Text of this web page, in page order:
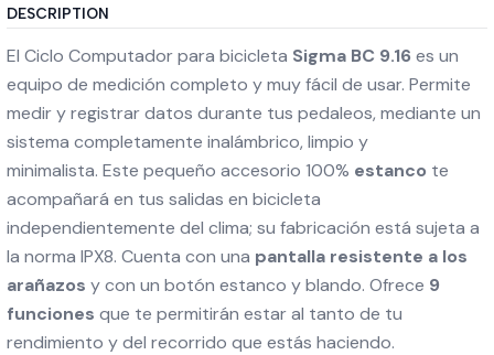
DESCRIPTION
El Ciclo Computador para bicicleta Sigma BC 9.16 es un
equipo de medición completo y muy fácil de usar. Permite
medir y registrar datos durante tus pedaleos, mediante un
sistema completamente inalámbrico, limpio y
minimalista. Este pequeño accesorio 100% estanco te
acompañará en tus salidas en bicicleta
independientemente del clima; su fabricación está sujeta a
la norma IPX8. Cuenta con una pantalla resistente a los
arañazos y con un botón estanco y blando. Ofrece 9
funciones que te permitirán estar al tanto de tu
rendimiento y del recorrido que estás haciendo.